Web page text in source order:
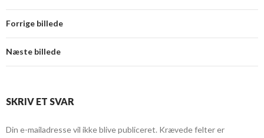
Forrige billede
Næste billede
SKRIV ET SVAR
Din e-mailadresse vil ikke blive publiceret. Krævede felter er